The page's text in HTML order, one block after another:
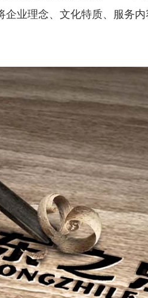
业理念、文化特质、服务